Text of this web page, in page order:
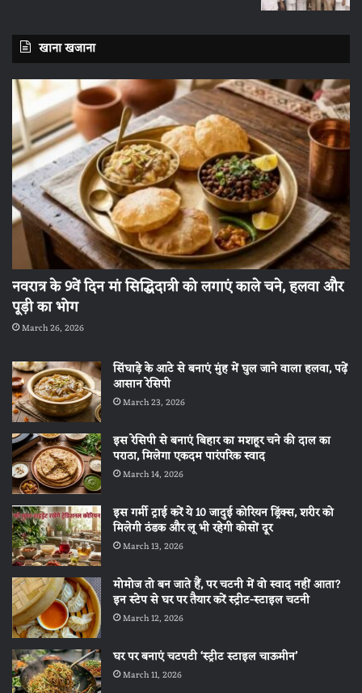
खाना खजाना
नवरात्र के 9वें दिन मां सिद्धिदात्री को लगाएं काले चने, हलवा और
पूड़ी का भोग
March 26, 2026
सिंघाड़े के आटे से बनाएं मुंह में घुल जाने वाला हलवा, पढ़ें
आसान रेसिपी
March 23, 2026
इस रेसिपी से बनाएं बिहार का मशहूर चने की दाल का
पराठा, मिलेगा एकदम पारंपरिक स्वाद
March 14, 2026
इस गर्मी ट्राई करें ये 10 जादुई कोरियन ड्रिंक्स, शरीर को
मिलेगी ठंडक और लू भी रहेगी कोसों दूर
March 13, 2026
मोमोज तो बन जाते हैं, पर चटनी में वो स्वाद नहीं आता?
इन स्टेप से घर पर तैयार करें स्ट्रीट-स्टाइल चटनी
March 12, 2026
घर पर बनाएं चटपटी ‘स्ट्रीट स्टाइल चाऊमीन’
March 11, 2026